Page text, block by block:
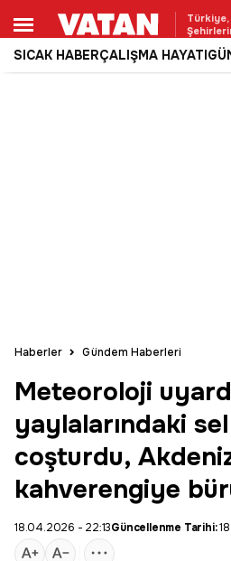
Türkiye,
SICAK HABERÇALIŞMA HAYATI
Haberler Gündem Haberleri
Meteoroloji
yaylalarındaki
coşturdu,
kahverengiye
18.04.2026 - 22:13Güncellenme Tarihi: